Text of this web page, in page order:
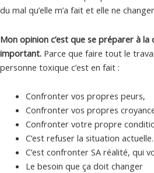
du mal qu’elle m’a fait et elle ne
Mon opinion c’est que se préparer à
important. Parce que faire tout le
personne toxique c’est en fait :
Confronter vos propres peurs,
Confronter vos propres
Confronter votre propre
C’est refuser la situation actuelle.
C’est confronter SA réalité, qui
Le besoin que ça doit changer